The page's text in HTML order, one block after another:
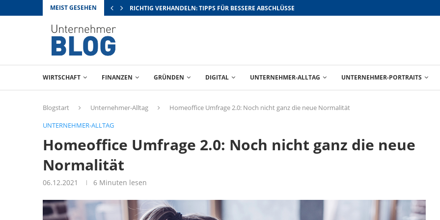
MEIST GESEHEN RICHTIG VERHANDELN: TIPPS FÜR BESSERE ABSCHLÜSSE
WIRTSCHAFT FINANZEN GRÜNDEN DIGITAL UNTERNEHMER-ALLTAG UNTERNEHMER-PORTRAITS
Blogstart Unternehmer-Alltag
Homeoffice Umfrage 2.0: Noch nicht ganz die neue Normalität
UNTERNEHMER-ALLTAG
Homeoffice Umfrage 2.0: Noch nicht ganz die neue
Normalität
06.12.2021 6 Minuten lesen